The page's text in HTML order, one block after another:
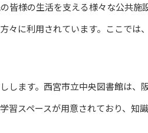
皆様の生活を支える様々な公共
々に利用されています。ここで
します。西宮市立中央図書館は
習スペースが用意されており、知